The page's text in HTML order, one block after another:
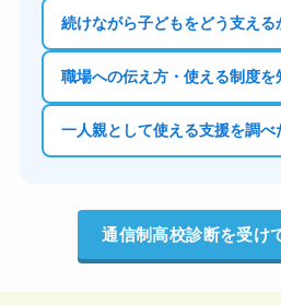
続けながら子どもをどう支える
職場への伝え方・使える制度を
一人親として使える支援を調べ
通信制高校診断を受け